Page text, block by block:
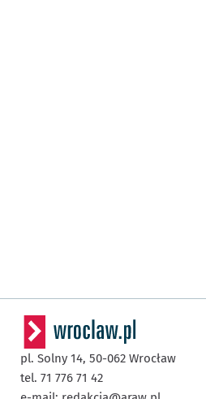
pl. Solny 14, 50-062 Wrocław
tel. 71 776 71 42